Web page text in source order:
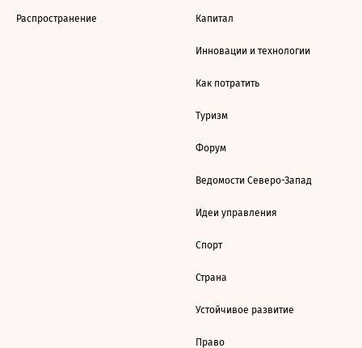
Распространение Капитал
Инновации и технологии
Как потратить
Туризм
Форум
Ведомости Северо-Запад
Идеи управления
Спорт
Страна
Устойчивое развитие
Право